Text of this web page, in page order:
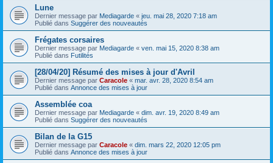
Lune
Dernier message par Mediagarde « jeu. mai 28, 2020 7:18 am
Publié dans Suggérer des nouveautés
Frégates corsaires
Dernier message par Mediagarde « ven. mai 15, 2020 8:38 am
Publié dans Futilités
[28/04/20] Résumé des mises à jour d'Avril
Dernier message par Caracole « mar. avr. 28, 2020 8:54 am
Publié dans Annonce des mises à jour
Assemblée coa
Dernier message par Mediagarde « dim. avr. 19, 2020 8:49 am
Publié dans Suggérer des nouveautés
Bilan de la G15
Dernier message par Caracole « dim. mars 22, 2020 12:05 pm
Publié dans Annonce des mises à jour